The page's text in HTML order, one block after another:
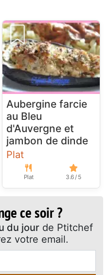
Aubergine farcie
au Bleu
d'Auvergne et
jambon de dinde
Plat
Plat 3.6 / 5
ce soir ?
du jour de Ptitchef
votre email.